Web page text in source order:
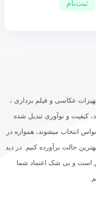
ثبت‌نام
عکاسی و فیلم برداری ،
کیفیت و نوآوری تبدیل شده
میشوند، همواره در
حالت برآورده کنیم. در دید
و بی شک اعتماد شما